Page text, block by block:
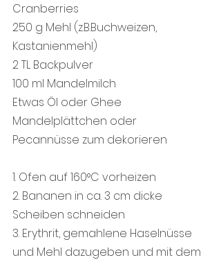
Cranberries
250 g Mehl (z.B.Buchweizen,
Kastanienmehl)
2 TL Backpulver
100 ml Mandelmilch
Etwas Öl oder Ghee
Mandelplättchen oder
Pecannüsse zum dekorieren
1. Ofen auf 160°C vorheizen
2. Bananen in ca. 3 cm dicke
Scheiben schneiden
3. Erythrit, gemahlene Haselnüsse
und Mehl dazugeben und mit dem